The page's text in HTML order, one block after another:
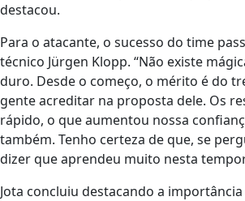
destacou.
Para o atacante, o sucesso do time
técnico Jürgen Klopp. “Não existe
duro. Desde o começo, o mérito é do
gente acreditar na proposta dele. Os
rápido, o que aumentou nossa
também. Tenho certeza de que, se
dizer que aprendeu muito nesta
Jota concluiu destacando a